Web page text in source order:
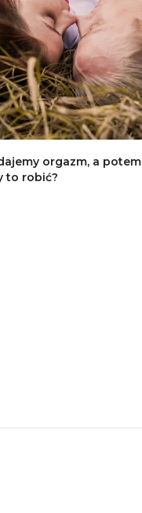
orgazm, a potem
to robić?